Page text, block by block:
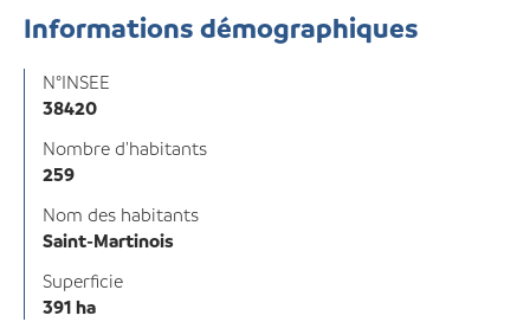
Informations démographiques
N°INSEE
38420
Nombre d'habitants
259
Nom des habitants
Saint-Martinois
Superficie
391 ha